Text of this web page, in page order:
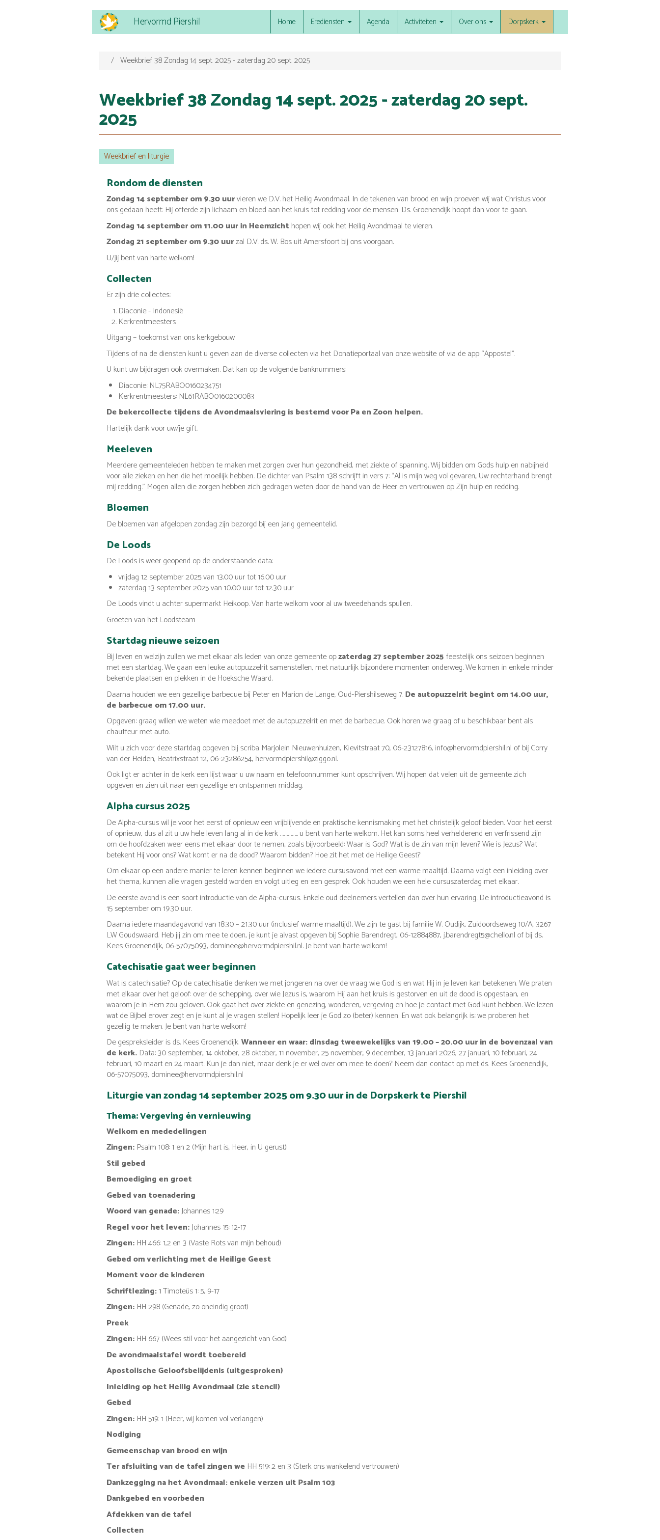
Hervormd Piershil
Main
navigation Home Erediensten Agenda Activiteiten Over ons Dorpskerk
Weekbrief 38 Zondag 14 sept. 2025 - zaterdag 20 sept. 2025
Weekbrief 38 Zondag 14 sept. 2025 - zaterdag 20 sept.
2025
Weekbrief en liturgie
Rondom de diensten
Zondag 14 september om 9.30 uurvieren we D.V. het Heilig Avondmaal. In de tekenen van brood en wijn proeven wij wat Christus voor
ons gedaan heeft: Hij offerde zijn lichaam en bloed aan het kruis tot redding voor de mensen. Ds. Groenendijk hoopt dan voor te gaan.
Zondag 14 september om 11.00 uur in Heemzicht hopen wij ook het Heilig Avondmaal te vieren.
Zondag 21 september om 9.30 uurzal D.V. ds. W. Bos uit Amersfoort bij ons voorgaan.
U/jij bent van harte welkom!
Collecten
Er zijn drie collectes:
Diaconie - Indonesië
Kerkrentmeesters
Uitgang – toekomst van ons kerkgebouw
Tijdens of na de diensten kunt u geven aan de diverse collecten via het Donatieportaal van onze website of via de app “Appostel”.
U kunt uw bijdragen ook overmaken. Dat kan op de volgende banknummers;
Diaconie: NL75RABO0160234751
Kerkrentmeesters: NL61RABO0160200083
De bekercollecte tijdens de Avondmaalsviering is bestemd voor Pa en Zoon helpen.
Hartelijk dank voor uw/je gift.
Meeleven
Meerdere gemeenteleden hebben te maken met zorgen over hun gezondheid, met ziekte of spanning. Wij bidden om Gods hulp en nabijheid
voor alle zieken en hen die het moeilijk hebben. De dichter van Psalm 138 schrijft in vers 7: “Al is mijn weg vol gevaren, Uw rechterhand brengt
mij redding.” Mogen allen die zorgen hebben zich gedragen weten door de hand van de Heer en vertrouwen op Zijn hulp en redding.
Bloemen
De bloemen van afgelopen zondag zijn bezorgd bij een jarig gemeentelid.
De Loods
De Loods is weer geopend op de onderstaande data:
vrijdag 12 september 2025 van 13.00 uur tot 16.00 uur
zaterdag 13 september 2025 van 10.00 uur tot 12.30 uur
De Loods vindt u achter supermarkt Heikoop. Van harte welkom voor al uw tweedehands spullen.
Groeten van het Loodsteam
Startdag nieuwe seizoen
Bij leven en welzijn zullen we met elkaar als leden van onze gemeente opzaterdag 27 september 2025feestelijk ons seizoen beginnen
met een startdag. We gaan een leuke autopuzzelrit samenstellen, met natuurlijk bijzondere momenten onderweg. We komen in enkele minder
bekende plaatsen en plekken in de Hoeksche Waard.
Daarna houden we een gezellige barbecue bij Peter en Marion de Lange, Oud-Piershilseweg 7.De autopuzzelrit begint om 14.00 uur,
de barbecue om 17.00 uur.
Opgeven: graag willen we weten wie meedoet met de autopuzzelrit en met de barbecue. Ook horen we graag of u beschikbaar bent als
chauffeur met auto.
Wilt u zich voor deze startdag opgeven bij scriba Marjolein Nieuwenhuizen, Kievitstraat 70, 06-23127816, info@hervormdpiershil.nl of bij Corry
van der Heiden, Beatrixstraat 12, 06-23286254, hervormdpiershil@ziggo.nl.
Ook ligt er achter in de kerk een lijst waar u uw naam en telefoonnummer kunt opschrijven. Wij hopen dat velen uit de gemeente zich
opgeven en zien uit naar een gezellige en ontspannen middag.
Alpha cursus 2025
De Alpha-cursus wil je voor het eerst of opnieuw een vrijblijvende en praktische kennismaking met het christelijk geloof bieden. Voor het eerst
of opnieuw, dus al zit u uw hele leven lang al in de kerk ………….. u bent van harte welkom. Het kan soms heel verhelderend en verfrissend zijn
om de hoofdzaken weer eens met elkaar door te nemen, zoals bijvoorbeeld: Waar is God? Wat is de zin van mijn leven? Wie is Jezus? Wat
betekent Hij voor ons? Wat komt er na de dood? Waarom bidden? Hoe zit het met de Heilige Geest?
Om elkaar op een andere manier te leren kennen beginnen we iedere cursusavond met een warme maaltijd. Daarna volgt een inleiding over
het thema, kunnen alle vragen gesteld worden en volgt uitleg en een gesprek. Ook houden we een hele cursuszaterdag met elkaar.
De eerste avond is een soort introductie van de Alpha-cursus. Enkele oud deelnemers vertellen dan over hun ervaring. De introductieavond is
15 september om 19.30 uur.
Daarna iedere maandagavond van 18.30 – 21.30 uur (inclusief warme maaltijd). We zijn te gast bij familie W. Oudijk, Zuidoordseweg 10/A, 3267
LW Goudswaard. Heb jij zin om mee te doen, je kunt je alvast opgeven bij Sophie Barendregt, 06-12884887, j.barendregt5@chello.nl of bij ds.
Kees Groenendijk, 06-57075093, dominee@hervormdpiershil.nl. Je bent van harte welkom!
Catechisatie gaat weer beginnen
Wat is catechisatie? Op de catechisatie denken we met jongeren na over de vraag wie God is en wat Hij in je leven kan betekenen. We praten
met elkaar over het geloof: over de schepping, over wie Jezus is, waarom Hij aan het kruis is gestorven en uit de dood is opgestaan, en
waarom je in Hem zou geloven. Ook gaat het over ziekte en genezing, wonderen, vergeving en hoe je contact met God kunt hebben. We lezen
wat de Bijbel erover zegt en je kunt al je vragen stellen! Hopelijk leer je God zo (beter) kennen. En wat ook belangrijk is: we proberen het
gezellig te maken. Je bent van harte welkom!
De gespreksleider is ds. Kees Groenendijk.Wanneer en waar: dinsdag tweewekelijks van 19.00 – 20.00 uur in de bovenzaal van
de kerk. Data: 30 september, 14 oktober, 28 oktober, 11 november, 25 november, 9 december, 13 januari 2026, 27 januari, 10 februari, 24
februari, 10 maart en 24 maart. Kun je dan niet, maar denk je er wel over om mee te doen? Neem dan contact op met ds. Kees Groenendijk,
06-57075093, dominee@hervormdpiershil.nl
Liturgie van zondag 14 september 2025 om 9.30 uur in de Dorpskerk te Piershil
Thema: Vergeving én vernieuwing
Welkom en mededelingen
Zingen: Psalm 108: 1 en 2 (Mijn hart is, Heer, in U gerust)
Stil gebed
Bemoediging en groet
Gebed van toenadering
Woord van genade:Johannes 1:29
Regel voor het leven:Johannes 15: 12-17
Zingen: HH 466: 1,2 en 3 (Vaste Rots van mijn behoud)
Gebed om verlichting met de Heilige Geest
Moment voor de kinderen
Schriftlezing:1 Timoteüs 1: 5, 9-17
Zingen: HH 298 (Genade, zo oneindig groot)
Preek
Zingen: HH 667 (Wees stil voor het aangezicht van God)
De avondmaalstafel wordt toebereid
Apostolische Geloofsbelijdenis (uitgesproken)
Inleiding op het Heilig Avondmaal (zie stencil)
Gebed
Zingen: HH 519: 1 (Heer, wij komen vol verlangen)
Nodiging
Gemeenschap van brood en wijn
Ter afsluiting van de tafel zingen we HH 519: 2 en 3 (Sterk ons wankelend vertrouwen)
Dankzegging na het Avondmaal: enkele verzen uit Psalm 103
Dankgebed en voorbeden
Afdekken van de tafel
Collecten